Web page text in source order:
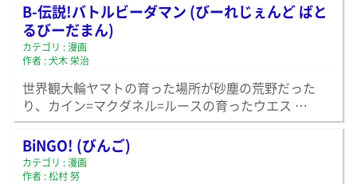
B-伝説!バトルビーダマン (びーれじぇんど ばと
るびーだまん)
カテゴリ : 漫画
作者 : 犬木 栄治
世界観大輪ヤマトの育った場所が砂塵の荒野だった
り、カイン=マクダネル=ルースの育ったウエス …
BiNGO! (びんご)
カテゴリ : 漫画
作者 : 松村 努